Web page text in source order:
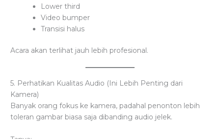
Lower third
Video bumper
Transisi halus
Acara akan terlihat jauh lebih profesional.
5. Perhatikan Kualitas Audio (Ini Lebih Penting dari
Kamera)
Banyak orang fokus ke kamera, padahal penonton lebih
toleran gambar biasa saja dibanding audio jelek.